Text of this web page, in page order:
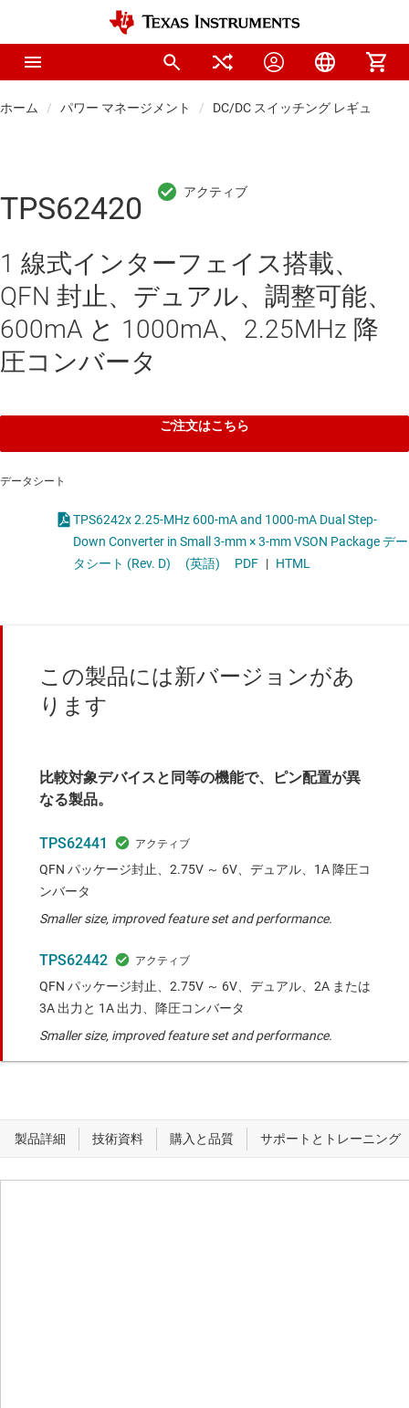
ホーム パワー マネージメント DC/DC スイッチング レギュレータ
TPS62420
1 線式インターフェイス搭載、
QFN 封止、デュアル、調整可能、
600mA と 1000mA、2.25MHz 降
圧コンバータ
ご注文はこちら
データシート
TPS6242x 2.25-MHz 600-mA and 1000-mA Dual Step-
Down Converter in Small 3-mm × 3-mm VSON Package デー
タシート (Rev. D)
(英語) PDF | HTML
この製品には新バージョンがあ
ります
比較対象デバイスと同等の機能で、ピン配置が異
なる製品。
TPS62441
QFN パッケージ封止、2.75V ～ 6V、デュアル、1A 降圧コ
ンバータ
Smaller size, improved feature set and performance.
TPS62442
QFN パッケージ封止、2.75V ～ 6V、デュアル、2A または
3A 出力と 1A 出力、降圧コンバータ
Smaller size, improved feature set and performance.